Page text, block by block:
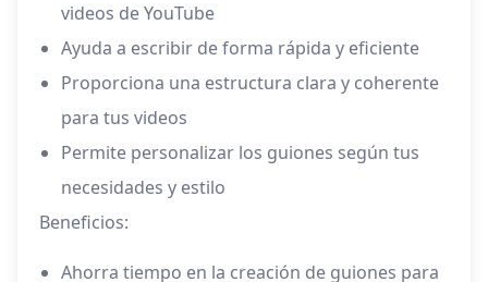
videos de YouTube
Ayuda a escribir de forma rápida y eficiente
Proporciona una estructura clara y coherente
para tus videos
Permite personalizar los guiones según tus
necesidades y estilo
Beneficios:
Ahorra tiempo en la creación de guiones para